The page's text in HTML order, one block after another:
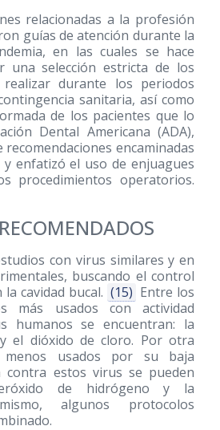
relacionadas a la profesión
guías de atención durante la
en las cuales se hace
una selección estricta de los
durante los periodos
sanitaria, así como
de los pacientes que lo
Dental Americana (ADA),
encaminadas
enfatizó el uso de enjuagues
procedimientos operatorios.
con virus similares y en
buscando el control
cavidad bucal. (15) Entre los
más usados con actividad
humanos se encuentran: la
el dióxido de cloro. Por otra
usados por su baja
contra estos virus se pueden
de hidrógeno y la
algunos protocolos